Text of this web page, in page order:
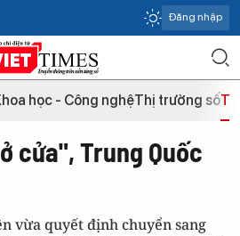
Đăng nhập
học - Công nghệThị trường số
cửa", Trung Quốc
vừa quyết định chuyển sang